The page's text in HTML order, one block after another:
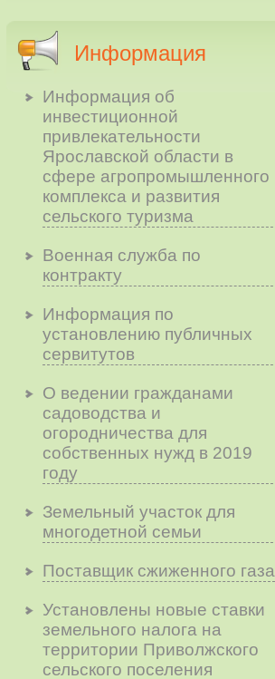
Информация
Информация об
инвестиционной
привлекательности
Ярославской области в
сфере агропромышленного
комплекса и развития
сельского туризма
Военная служба по
контракту
Информация по
установлению публичных
сервитутов
О ведении гражданами
садоводства и
огородничества для
собственных нужд в 2019
году
Земельный участок для
многодетной семьи
Поставщик сжиженного газа
Установлены новые ставки
земельного налога на
территории Приволжского
сельского поселения